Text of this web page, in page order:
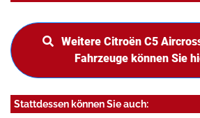
Weitere Citroën C5
Fahrzeuge können Sie
Stattdessen können Sie auch: